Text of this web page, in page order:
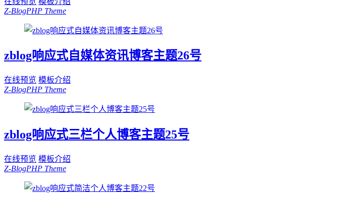
Z-BlogPHP Theme
zblog响应式自媒体资讯博客主题26号
在线预览 模板介绍
Z-BlogPHP Theme
zblog响应式三栏个人博客主题25号
在线预览 模板介绍
Z-BlogPHP Theme